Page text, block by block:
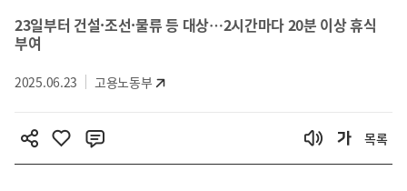
23일부터 건설·조선·물류 등 대상…2시간마다 20분 이상 휴식
부여
2025.06.23 고용노동부
목록